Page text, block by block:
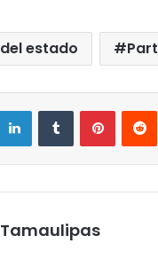
estado
LinkedInTumblr